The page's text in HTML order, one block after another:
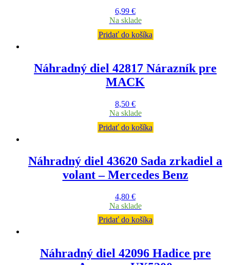
6,99 €
Na sklade
Pridať do košíka
Náhradný diel 42817 Nárazník pre
MACK
8,50 €
Na sklade
Pridať do košíka
Náhradný diel 43620 Sada zrkadiel a
volant – Mercedes Benz
4,80 €
Na sklade
Pridať do košíka
Náhradný diel 42096 Hadice pre